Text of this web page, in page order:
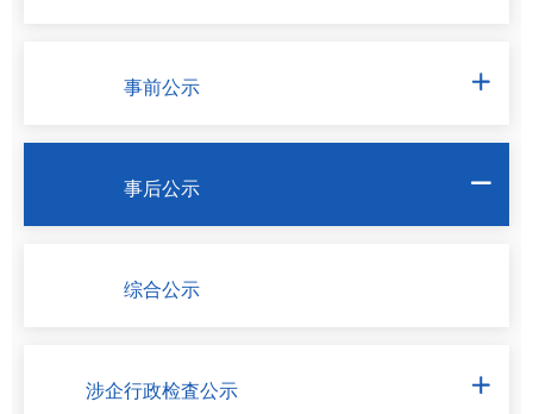
事前公示 
事后公示 
综合公示
涉企行政检査公示 